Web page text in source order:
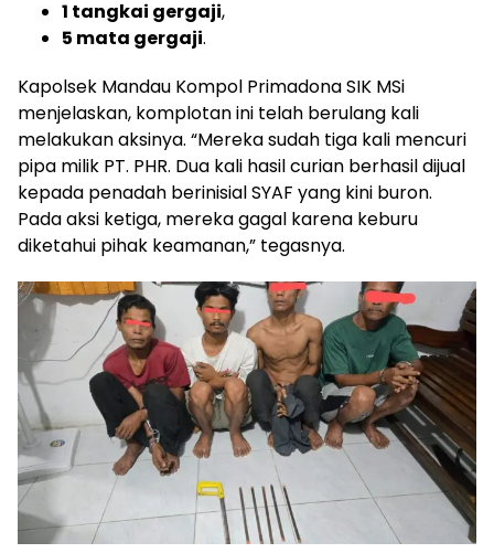
1 tangkai gergaji,
5 mata gergaji.
Kapolsek Mandau Kompol Primadona SIK MSi
menjelaskan, komplotan ini telah berulang kali
melakukan aksinya. “Mereka sudah tiga kali mencuri
pipa milik PT. PHR. Dua kali hasil curian berhasil dijual
kepada penadah berinisial SYAF yang kini buron.
Pada aksi ketiga, mereka gagal karena keburu
diketahui pihak keamanan,” tegasnya.